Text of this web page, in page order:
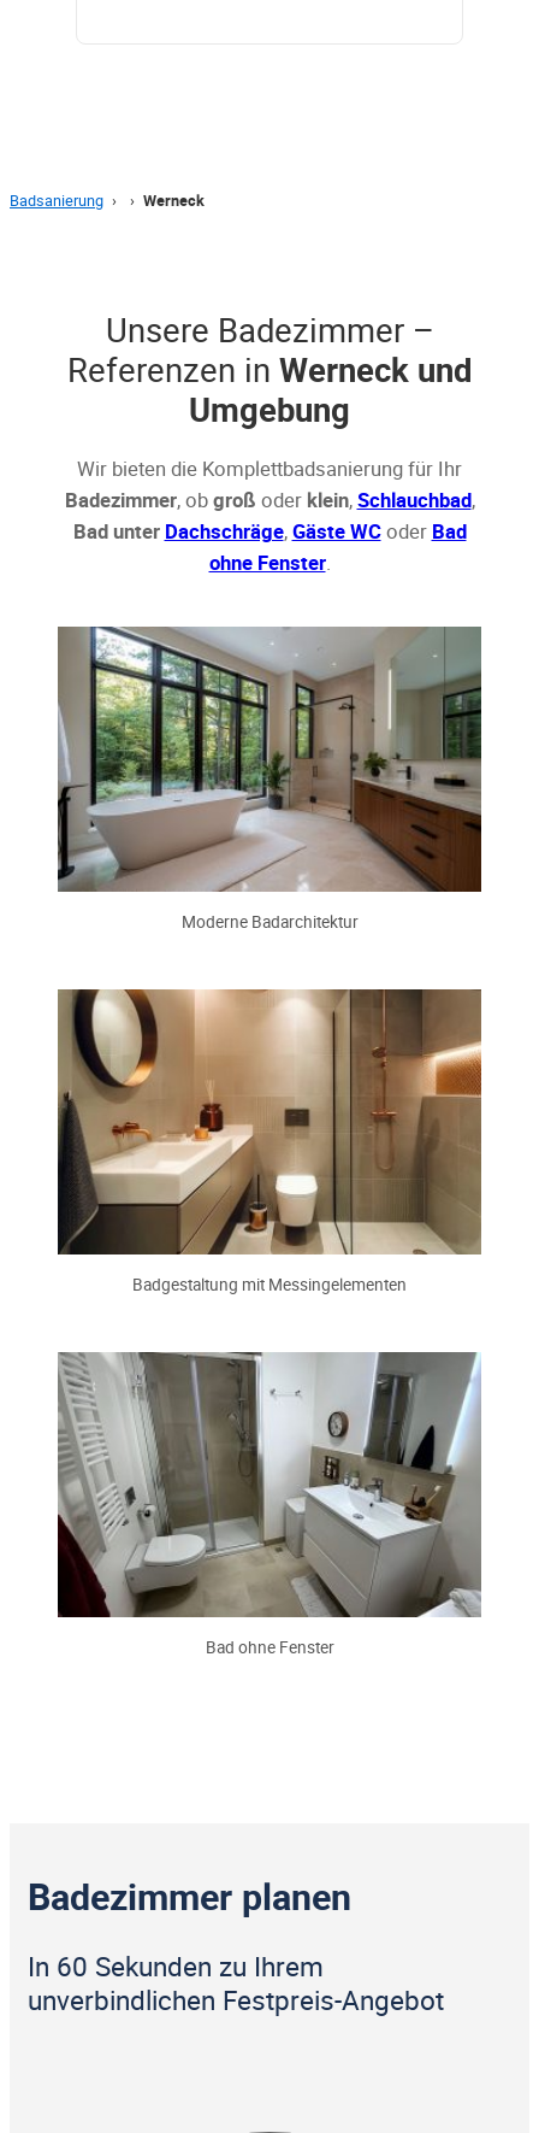
Badsanierung › › Werneck
Unsere Badezimmer –
Referenzen in Werneck und
Umgebung
Wir bieten die Komplettbadsanierung für Ihr
Badezimmer, obgroß oder klein,Schlauchbad,
Bad unter Dachschräge,Gäste WCoder Bad
ohne Fenster.
Moderne Badarchitektur
Badgestaltung mit Messingelementen
Bad ohne Fenster
Badezimmer planen
In 60 Sekunden zu Ihrem
unverbindlichen Festpreis-Angebot